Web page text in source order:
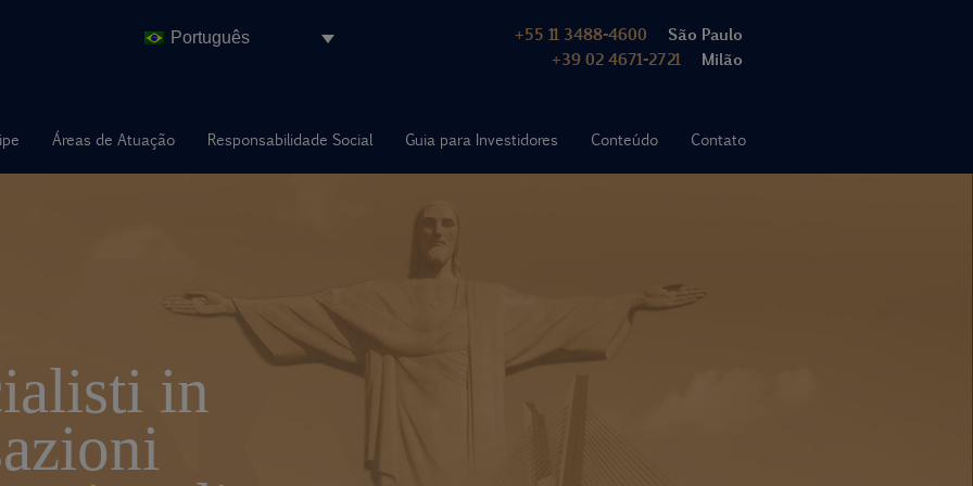
Português +55 11 3488-4600 São Paulo
+39 02 4671-2721 Milão
Áreas de Atuação Responsabilidade Social Guia para Investidores Conteúdo Contato